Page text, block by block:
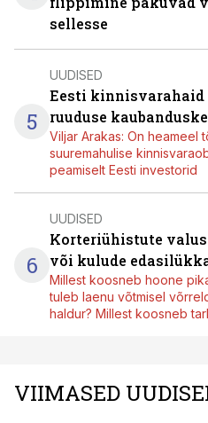
sellesse
5
UUDISED
Eesti kinnisvarahaid
ruuduse
Viljar Arakas: On heameel
suuremahulise
peamiselt Eesti investorid
6
UUDISED
Korteriühistute
või kulude
Millest koosneb hoone
tuleb laenu võtmisel
haldur? Millest koosneb
VIIMASED